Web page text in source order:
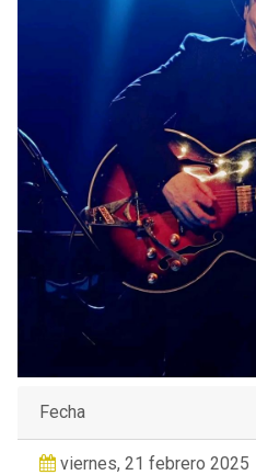
Fecha
viernes, 21 febrero 2025